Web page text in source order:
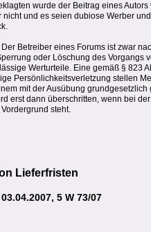
wurde der Beitrag eines
und es seien dubiose Werber
Betreiber eines Forums ist zwar
oder Löschung des Vorgangs
Werturteile. Eine gemäß § 823
Persönlichkeitsverletzung stellen
mit der Ausübung
erst dann überschritten, wenn bei
steht.
Lieferfristen
5 W 73/07